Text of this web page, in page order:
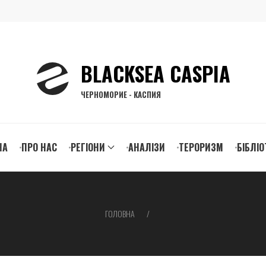
BLACKSEA CASPIA
ЧЕРНОМОРИЕ - КАСПИЯ
ПРО НАС РЕГІОНИ АНАЛІЗИ ТЕРОРИЗМ
ГОЛОВНА